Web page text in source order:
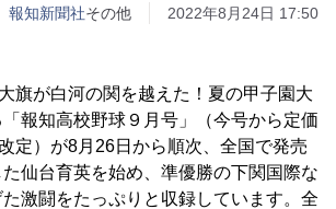
知新聞社その他 2022年8月24日 17:50
旗が白河の関を越えた！夏の甲子園大
報知高校野球９月号」（今号から定価
定）が8月26日から順次、全国で発売
仙台育英を始め、準優勝の下関国際な
激闘をたっぷりと収録しています。全